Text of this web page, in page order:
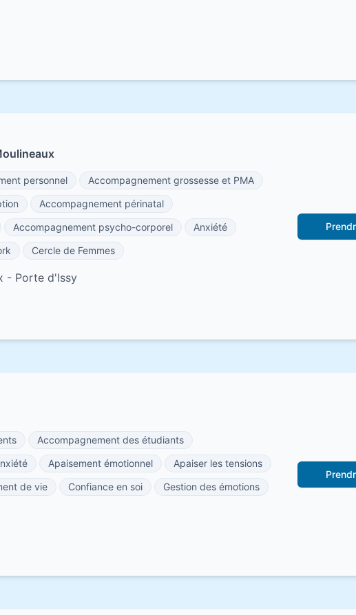
personnel
Accompagnement grossesse et PMA
Accompagnement périnatal
Accompagnement psycho-corporel
Anxiété
Cercle de Femmes
- Porte d'Issy
Accompagnement des étudiants
Apaisement émotionnel
Apaiser les tensions
de vie Confiance en soi Gestion des émotions